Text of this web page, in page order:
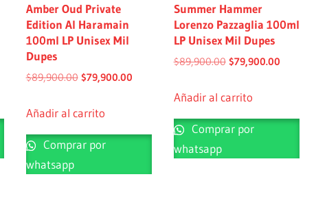
Amber Oud Private
Edition Al Haramain
100ml LP Unisex Mil
Dupes
$89,900.00 $79,900.00
Añadir al carrito
Comprar por
whatsapp
Summer Hammer
Lorenzo Pazzaglia 100ml
LP Unisex Mil Dupes
$89,900.00 $79,900.00
Añadir al carrito
Comprar por
whatsapp